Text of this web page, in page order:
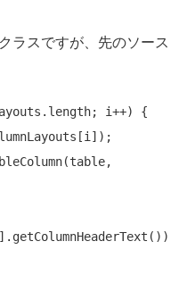
ラスですが、先のソース
i++) {